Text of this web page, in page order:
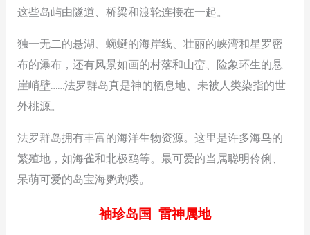
这些岛屿由隧道、桥梁和渡轮连接在一起。
独一无二的悬湖、蜿蜒的海岸线、壮丽的峡湾和星罗密
布的瀑布，还有风景如画的村落和山峦、险象环生的悬
崖峭壁……法罗群岛真是神的栖息地、未被人类染指的世
外桃源。
法罗群岛拥有丰富的海洋生物资源。这里是许多海鸟的
繁殖地，如海雀和北极鸥等。最可爱的当属聪明伶俐、
呆萌可爱的岛宝海鹦鹉喽。
袖珍岛国 雷神属地